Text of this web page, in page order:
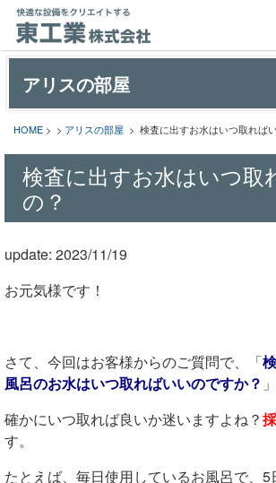
アリスの部屋
HOME > > アリスの部屋 > 検査に出すお水はいつ取れば
検査に出すお水はいつ取
の？
update: 2023/11/19
お元気様です！
さて、今回はお客様からのご質問で、 「
風呂のお水はいつ取ればいいのですか？ 」
確かにいつ取れば良いか迷いますよね？
す。
たとえば、毎日使用しているお風呂で、